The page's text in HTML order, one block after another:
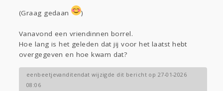
(Graag gedaan )
Vanavond een vriendinnen borrel.
Hoe lang is het geleden dat jij voor het laatst hebt
overgegeven en hoe kwam dat?
eenbeetjevanditendat wijzigde dit bericht op 27-01-2026
08:06